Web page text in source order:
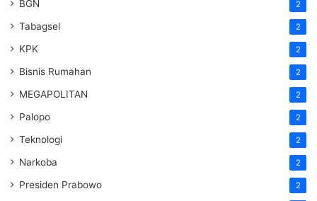
BGN 2
Tabagsel 2
KPK 2
Bisnis Rumahan 2
MEGAPOLITAN 2
Palopo 2
Teknologi 2
Narkoba 2
Presiden Prabowo 2